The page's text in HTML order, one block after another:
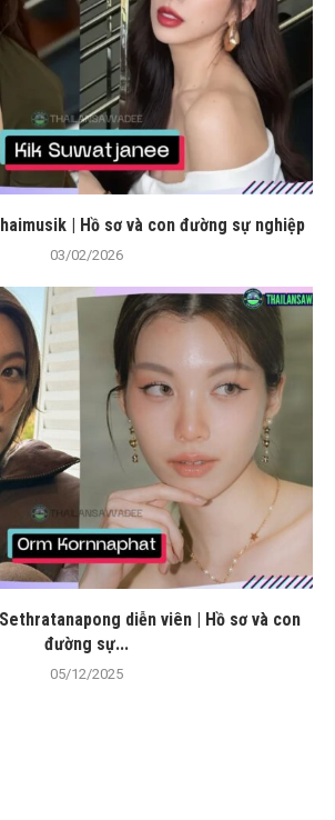
| Hồ sơ và con đường sự nghiệp
03/02/2026
diễn viên | Hồ sơ và con
đường sự...
05/12/2025